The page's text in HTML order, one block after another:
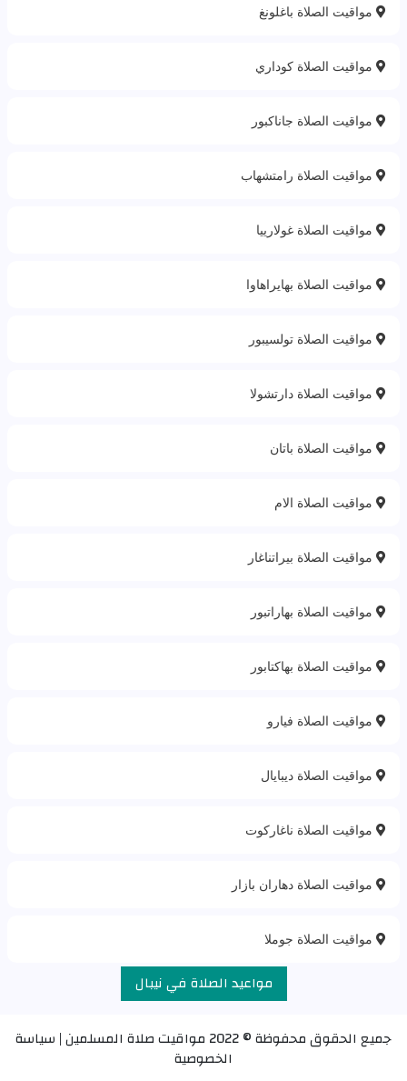
مواقيت الصلاة باغلونغ
مواقيت الصلاة كوداري
مواقيت الصلاة جاناكبور
مواقيت الصلاة رامتشهاب
مواقيت الصلاة غولارييا
مواقيت الصلاة بهايراهاوا
مواقيت الصلاة تولسيبور
مواقيت الصلاة دارتشولا
مواقيت الصلاة باتان
مواقيت الصلاة الام
مواقيت الصلاة بيراتناغار
مواقيت الصلاة بهاراتبور
مواقيت الصلاة بهاكتابور
مواقيت الصلاة فيارو
مواقيت الصلاة ديبايال
مواقيت الصلاة ناغاركوت
مواقيت الصلاة دهاران بازار
مواقيت الصلاة جوملا
مواعيد الصلاة في نيبال
جميع الحقوق محفوظة © 2022 مواقيت صلاة المسلمين| سياسة
الخصوصية